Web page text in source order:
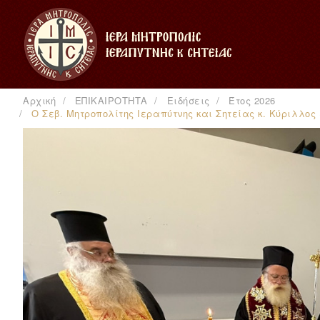
Αρχική ΕΠΙΚΑΙΡΟΤΗΤΑ Ειδήσεις
Έτος 2026
Ο Σεβ. Μητροπολίτης Ιεραπύτνης και Σητείας κ.